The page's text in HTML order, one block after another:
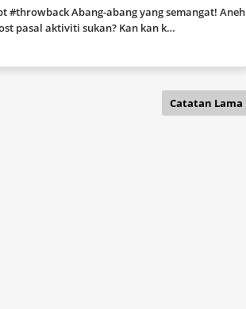
#throwback Abang-abang yang semangat! Aneh
pasal aktiviti sukan? Kan kan k…
Catatan Lama